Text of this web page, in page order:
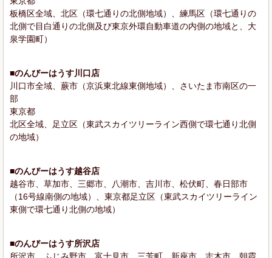
板橋区全域、北区（環七通りの北側地域）、練馬区（環七通りの
北側で目白通りの北側及び東京外環自動車道の内側の地域と、大
泉学園町）
■のんびーはうす川口店
川口市全域、蕨市（京浜東北線東側地域）、さいたま市南区の一
部
東京都
北区全域、足立区（東武スカイツリーライン西側で環七通り北側
の地域）
■のんびーはうす越谷店
越谷市、草加市、三郷市、八潮市、吉川市、松伏町、春日部市
（16号線南側の地域）、東京都足立区（東武スカイツリーライン
東側で環七通り北側の地域）
■のんびーはうす所沢店
所沢市、ふじみ野市、富士見市、三芳町、新座市、志木市、朝霞